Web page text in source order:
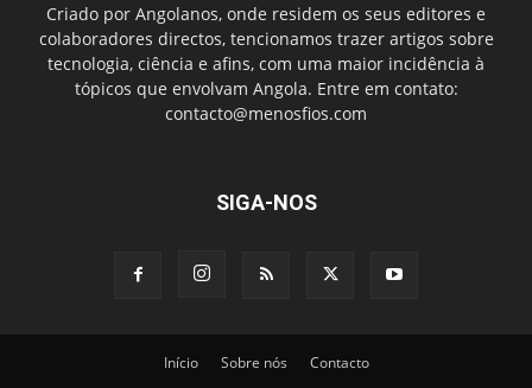
Criado por Angolanos, onde residem os seus editores e
colaboradores directos, tencionamos trazer artigos sobre
tecnologia, ciência e afins, com uma maior incidência à
tópicos que envolvam Angola. Entre em contato:
contacto@menosfios.com
SIGA-NOS
Início Sobre nós Contacto